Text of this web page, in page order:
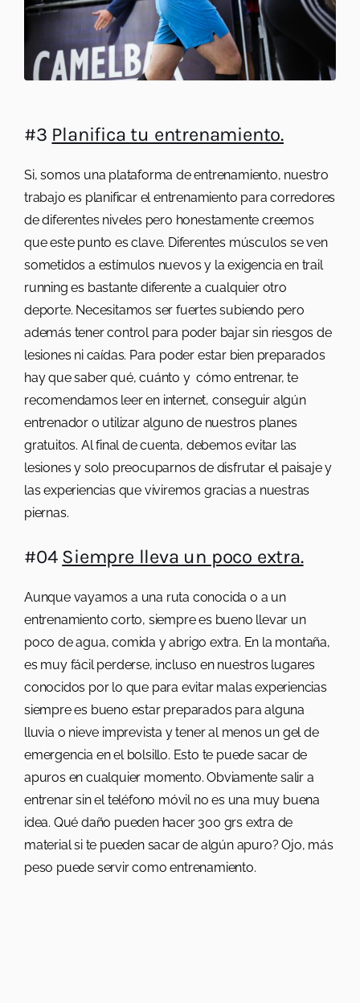
#3 Planifica tu entrenamiento.
Si, somos una plataforma de entrenamiento, nuestro
trabajo es planificar el entrenamiento para corredores
de diferentes niveles pero honestamente creemos
que este punto es clave. Diferentes músculos se ven
sometidos a estímulos nuevos y la exigencia en trail
running es bastante diferente a cualquier otro
deporte. Necesitamos ser fuertes subiendo pero
además tener control para poder bajar sin riesgos de
lesiones ni caídas. Para poder estar bien preparados
hay que saber qué, cuánto y cómo entrenar, te
recomendamos leer en internet, conseguir algún
entrenador o utilizar alguno de nuestros planes
gratuitos. Al final de cuenta, debemos evitar las
lesiones y solo preocuparnos de disfrutar el paisaje y
las experiencias que viviremos gracias a nuestras
piernas.
#04 Siempre lleva un poco extra.
Aunque vayamos a una ruta conocida o a un
entrenamiento corto, siempre es bueno llevar un
poco de agua, comida y abrigo extra. En la montaña,
es muy fácil perderse, incluso en nuestros lugares
conocidos por lo que para evitar malas experiencias
siempre es bueno estar preparados para alguna
lluvia o nieve imprevista y tener al menos un gel de
emergencia en el bolsillo. Esto te puede sacar de
apuros en cualquier momento. Obviamente salir a
entrenar sin el teléfono móvil no es una muy buena
idea. Qué daño pueden hacer 300 grs extra de
material si te pueden sacar de algún apuro? Ojo, más
peso puede servir como entrenamiento.